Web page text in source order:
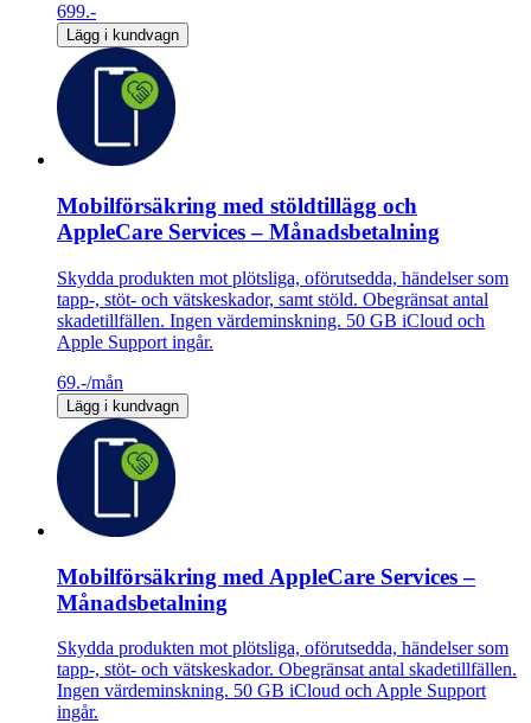
699.-
Lägg i kundvagn
Mobilförsäkring med stöldtillägg och
AppleCare Services – Månadsbetalning
Skydda produkten mot plötsliga, oförutsedda, händelser som
tapp-, stöt- och vätskeskador, samt stöld. Obegränsat antal
skadetillfällen. Ingen värdeminskning. 50 GB iCloud och
Apple Support ingår.
69.-/mån
Lägg i kundvagn
Mobilförsäkring med AppleCare Services –
Månadsbetalning
Skydda produkten mot plötsliga, oförutsedda, händelser som
tapp-, stöt- och vätskeskador. Obegränsat antal skadetillfällen.
Ingen värdeminskning. 50 GB iCloud och Apple Support
ingår.